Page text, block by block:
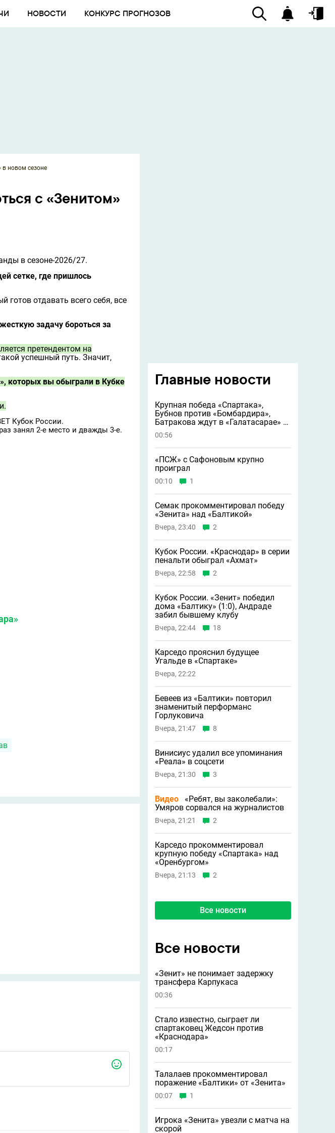
НОВОСТИ КОНКУРС ПРОГНОЗОВ
в новом сезоне
с «Зенитом»
в сезоне-2026/27.
сетке, где пришлось
готов отдавать всего себя, все
задачу бороться за
претендентом на
успешный путь. Значит,
которых вы обыграли в Кубке
Кубок России.
занял 2-е место и дважды 3-е.
Главные новости
Крупная победа «Спартака»,
Бубнов против «Бомбардира»,
Батракова ждут в «Галатасарае» и
другие новости
00:56
«ПСЖ» с Сафоновым крупно
проиграл
00:10 1
Семак прокомментировал победу
«Зенита» над «Балтикой»
Вчера, 23:40 2
Кубок России. «Краснодар» в серии
пенальти обыграл «Ахмат»
Вчера, 22:58 2
Кубок России. «Зенит» победил
дома «Балтику» (1:0), Андраде
забил бывшему клубу
Вчера, 22:44 18
Карседо прояснил будущее
Угальде в «Спартаке»
Вчера, 22:22
Бевеев из «Балтики» повторил
знаменитый перформанс
Горлуковича
Вчера, 21:47 8
Винисиус удалил все упоминания
«Реала» в соцсети
Вчера, 21:30 3
Видео
«Ребят, вы заколебали»:
Умяров сорвался на журналистов
Вчера, 21:21 2
Карседо прокомментировал
крупную победу «Спартака» над
«Оренбургом»
Вчера, 21:13 2
Все новости
Все новости
«Зенит» не понимает задержку
трансфера Карпукаса
00:36
Стало известно, сыграет ли
спартаковец Жедсон против
«Краснодара»
00:17
Талалаев прокомментировал
поражение «Балтики» от «Зенита»
00:07 1
Игрока «Зенита» увезли с матча на
скорой